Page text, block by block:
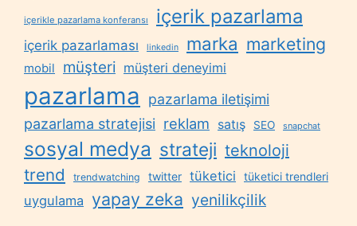
içerikle pazarlama konferansı içerik pazarlama
içerik pazarlaması linkedin marka marketing
mobil müşteri müşteri deneyimi
pazarlama
pazarlama iletişimi
pazarlama stratejisi reklam satış SEO snapchat
sosyal medya strateji teknoloji
trend trendwatching twitter tüketici tüketici trendleri
uygulama yapay zeka yenilikçilik